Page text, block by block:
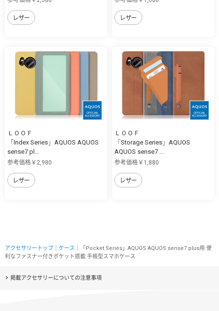
レザー レザー
ＬＯＯＦ
「Index Series」AQUOS AQUOS
sense7 pl...
参考価格￥2,980
レザー
ＬＯＯＦ
「Storage Series」AQUOS
AQUOS sense7 ...
参考価格￥1,880
レザー
アクセサリートップ ケース ｜「Pocket Series」AQUOS AQUOS sense7 plus用 便
利なファスナー付きポケット搭載 手帳型スマホケース
掲載アクセサリーについての注意事項